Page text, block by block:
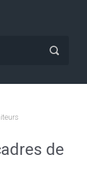
de